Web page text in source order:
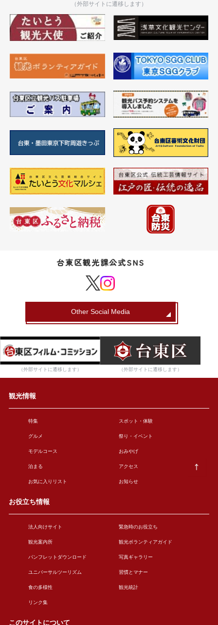
（外部サイトに遷移します）
台東区観光課公式SNS
Other Social Media
（外部サイトに遷移します） （外部サイトに遷移します）
観光情報
特集 スポット・体験
グルメ 祭り・イベント
モデルコース おみやげ
泊まる アクセス
お気に入りリスト お知らせ
お役立ち情報
法人向けサイト 緊急時のお役立ち
観光案内所 観光ボランティアガイド
パンフレットダウンロード 写真ギャラリー
ユニバーサルツーリズム 習慣とマナー
食の多様性 観光統計
リンク集
このサイトについて